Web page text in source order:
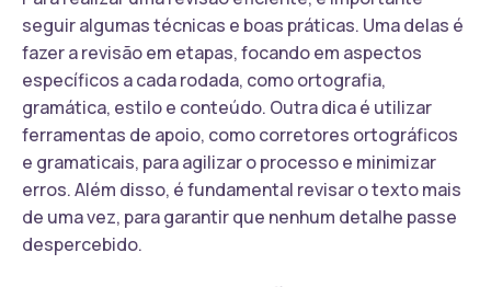
seguir algumas técnicas e boas práticas. Uma delas é
fazer a revisão em etapas, focando em aspectos
específicos a cada rodada, como ortografia,
gramática, estilo e conteúdo. Outra dica é utilizar
ferramentas de apoio, como corretores ortográficos
e gramaticais, para agilizar o processo e minimizar
erros. Além disso, é fundamental revisar o texto mais
de uma vez, para garantir que nenhum detalhe passe
despercebido.